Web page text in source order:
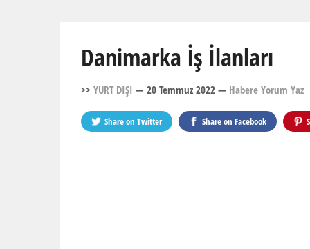
Danimarka İş İlanları
>> YURT DIŞI — 20 Temmuz 2022 — Habere Yorum Yaz
Share on Twitter Share on Facebook